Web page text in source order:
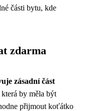
části bytu, kde
zdarma
zásadní část
by měla být
přijmout koťátko